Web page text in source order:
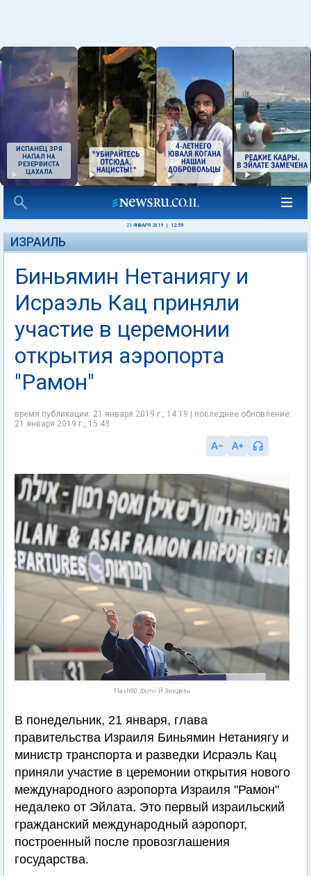
ИСПАНЕЦ ЗРЯ
НАПАЛ НА
РЕЗЕРВИСТА
ЦАХАЛА
21 ЯНВАРЯ 2019 12:59
ИЗРАИЛЬ
Биньямин Нетаниягу и
Исраэль Кац приняли
участие в церемонии
открытия аэропорта
"Рамон"
время публикации: 21 января 2019 г., 14:19 | последнее обновление:
21 января 2019 г., 15:43
Flash90. Фото: Й.Зиндель
В понедельник, 21 января, глава
правительства Израиля Биньямин Нетаниягу и
министр транспорта и разведки Исраэль Кац
приняли участие в церемонии открытия нового
международного аэропорта Израиля "Рамон"
недалеко от Эйлата. Это первый израильский
гражданский международный аэропорт,
построенный после провозглашения
государства.